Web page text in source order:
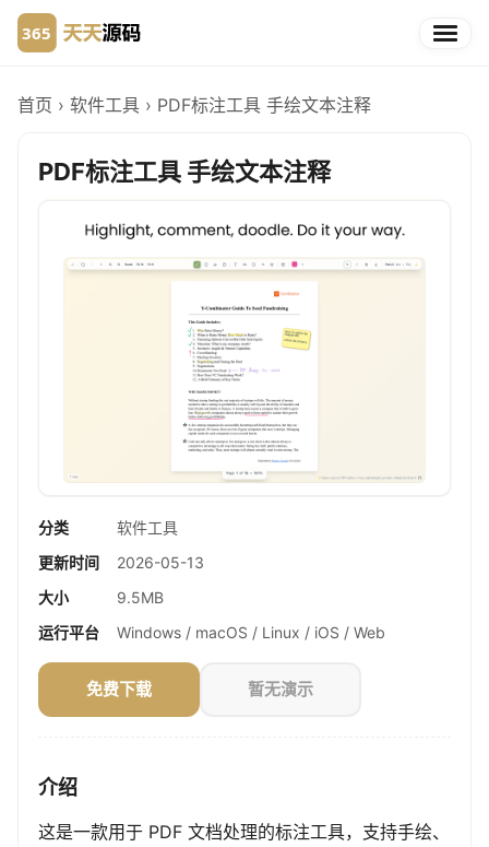
首页 › 软件工具 › PDF标注工具 手绘文本注释
PDF标注工具 手绘文本注释
分类
软件工具
更新时间
2026-05-13
大小
9.5MB
运行平台
Windows / macOS / Linux / iOS / Web
免费下载 暂无演示
介绍
这是一款用于 PDF 文档处理的标注工具，支持手绘、